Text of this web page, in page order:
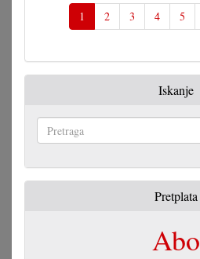
1 2 3 4 5
Iskanje
Pretplata
Abo